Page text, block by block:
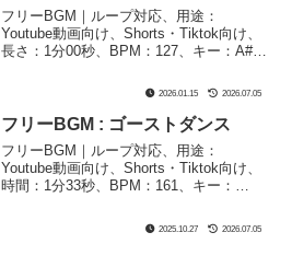
フリーBGM｜ループ対応、用途：
Youtube動画向け、Shorts・Tiktok向け、
長さ：1分00秒、BPM：127、キー：A#、
シンセサイザー｜バレンタインっぽいポ
ップなシンセサイザーで仕上げました！
明るくてかわいい雰囲気なので、場面や
シーンのトーンを上げたいときにおすす
め！
2026.01.15 2026.07.05
フリーBGM : ゴーストダンス
フリーBGM｜ループ対応、用途：
Youtube動画向け、Shorts・Tiktok向け、
時間：1分33秒、BPM：161、キー：
｜おばけたちのダンスをどうぞ！ミステ
リーや推理に使いやすい一曲です！
2025.10.27 2026.07.05